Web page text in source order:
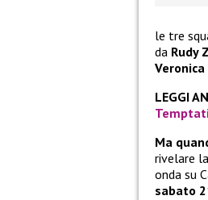
le tre
da Rudy
LEGGI
Ma
rivelare la
onda su
sabato